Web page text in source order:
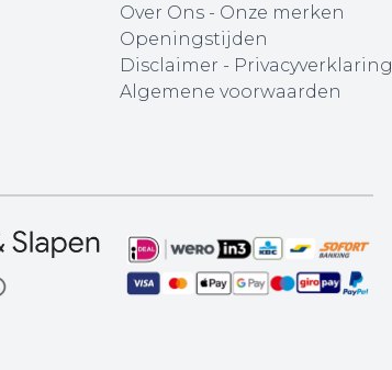
Over Ons- Onze merken
Openingstijden
Disclaimer - Privacyverklaring
Algemene voorwaarden